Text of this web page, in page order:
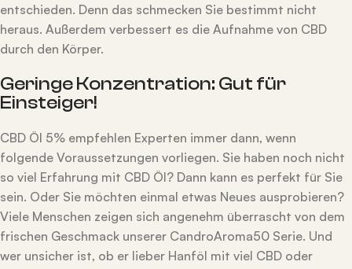
entschieden. Denn das schmecken Sie bestimmt nicht
heraus. Außerdem verbessert es die Aufnahme von CBD
durch den Körper.
Geringe Konzentration: Gut für
Einsteiger!
CBD Öl 5% empfehlen Experten immer dann, wenn
folgende Voraussetzungen vorliegen. Sie haben noch nicht
so viel Erfahrung mit CBD Öl? Dann kann es perfekt für Sie
sein. Oder Sie möchten einmal etwas Neues ausprobieren?
Viele Menschen zeigen sich angenehm überrascht von dem
frischen Geschmack unserer CandroAroma50 Serie. Und
wer unsicher ist, ob er lieber Hanföl mit viel CBD oder